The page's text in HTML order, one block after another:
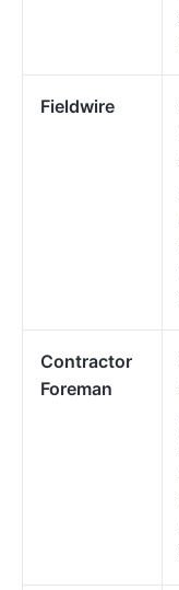
Fieldwire
Contractor
Foreman